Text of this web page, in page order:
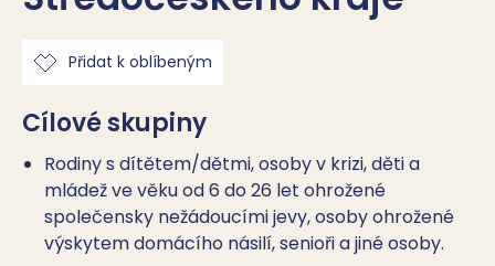
Přidat k oblíbeným
Cílové skupiny
Rodiny s dítětem/dětmi, osoby v krizi, děti a
mládež ve věku od 6 do 26 let ohrožené
společensky nežádoucími jevy, osoby ohrožené
výskytem domácího násilí, senioři a jiné osoby.